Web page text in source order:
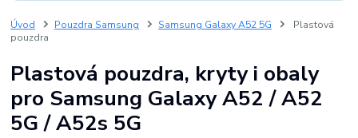
Úvod Pouzdra Samsung Samsung Galaxy A52 5G
Plastová
pouzdra
Plastová pouzdra, kryty i obaly
pro Samsung Galaxy A52 / A52
5G / A52s 5G